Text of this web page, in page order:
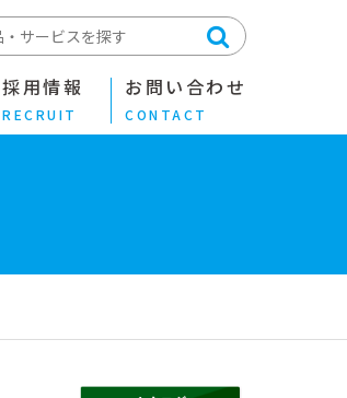
採用情報
RECRUIT
お問い合わせ
CONTACT